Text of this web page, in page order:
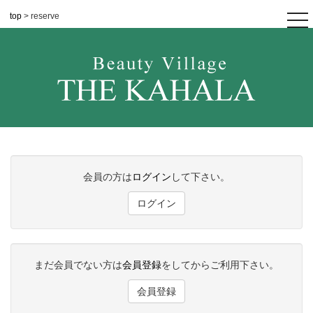
top > reserve
会員の方はログイン して下さい。
ログイン
まだ会員でない方は会員登録をしてからご利用下さい。
会員登録